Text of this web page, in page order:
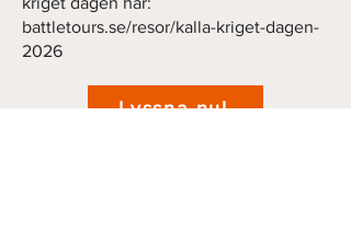
battletours.se/resor/kalla-kriget-dagen-
2026
Lyssna nu!